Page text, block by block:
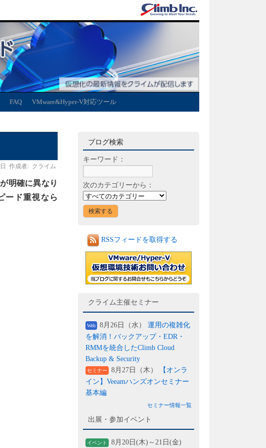
FAQ VMware&Hyper-V対応ツール
作成者: クライム
明確に異なり
ード重視なら
ブログ検索
キーワード：
次のカテゴリーから：
RSSフィードを取得する
クライム主催セミナー
Web 8月26日（水） 運用の複雑化
を解消！バックアップ・EDR・
RMMを統合したClimb Cloud
Backup & Security
セミナー 8月27日（木）
【オンラ
イン】Veeamハンズオンセミナー
基本編
セミナー情報一覧
出展・参加イベント
イベント
8月20日(木)～21日(金)